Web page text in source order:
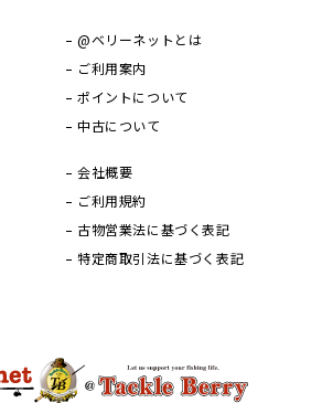
@ベリーネットとは
ご利用案内
ポイントについて
中古について
会社概要
ご利用規約
古物営業法に基づく表記
特定商取引法に基づく表記